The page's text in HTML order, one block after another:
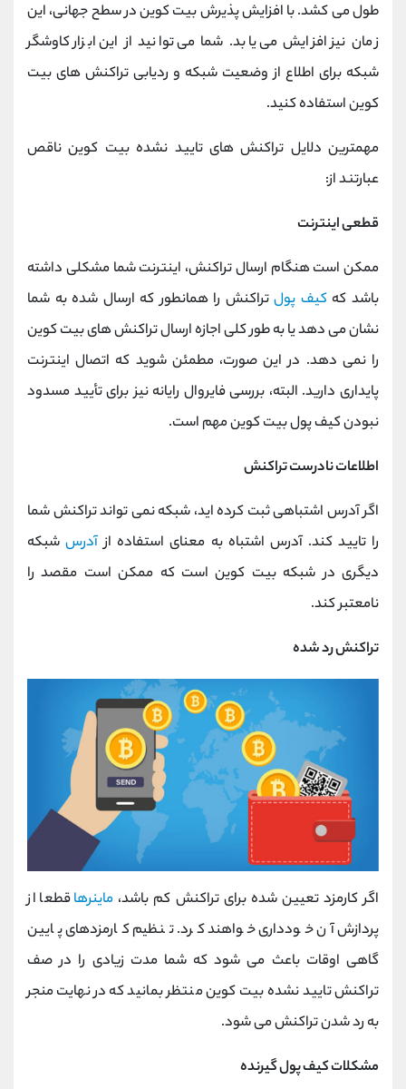
طول می کشد. با افزایش پذیرش بیت کوین در سطح جهانی، این
زمان نیز افزایش می یابد. شما می توانید از این ابزار کاوشگر
شبکه برای اطلاع از وضعیت شبکه و ردیابی تراکنش های بیت
کوین استفاده کنید.
مهمترین دلایل تراکنش های تایید نشده بیت کوین ناقص
عبارتند از:
قطعی اینترنت
ممکن است هنگام ارسال تراکنش، اینترنت شما مشکلی داشته
باشد کهکیف پولتراکنش را همانطور که ارسال شده به شما
نشان می دهد یا به طور کلی اجازه ارسال تراکنش های بیت کوین
را نمی دهد. در این صورت، مطمئن شوید که اتصال اینترنت
پایداری دارید. البته، بررسی فایروال رایانه نیز برای تأیید مسدود
نبودن کیف پول بیت کوین مهم است.
اطلاعات نادرست تراکنش
اگر آدرس اشتباهی ثبت کرده اید، شبکه نمی تواند تراکنش شما
را تایید کند. آدرس اشتباه به معنای استفاده ازآدرسشبکه
دیگری در شبکه بیت کوین است که ممکن است مقصد را
نامعتبر کند.
تراکنش رد شده
اگر کارمزد تعیین شده برای تراکنش کم باشد، ماینرهاقطعا از
پردازش آن خودداری خواهند کرد. تنظیم کارمزدهای پایین
گاهی اوقات باعث می شود که شما مدت زیادی را در صف
تراکنش تایید نشده بیت کوین منتظر بمانید که در نهایت منجر
به رد شدن تراکنش می شود.
مشکلات کیف پول گیرنده